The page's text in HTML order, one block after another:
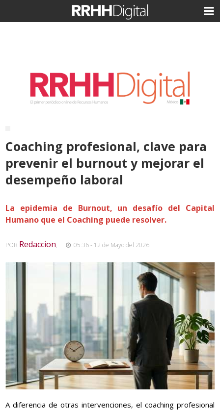
Coaching profesional, clave para
prevenir el burnout y mejorar el
desempeño laboral
La epidemia de Burnout, un desafío del Capital
Humano que el Coaching puede resolver.
POR Redaccion, 05:36 - 12 de Mayo del 2026
A diferencia de otras intervenciones, el coaching profesional